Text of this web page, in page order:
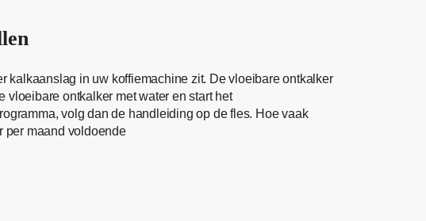
kalkaanslag in uw koffiemachine zit. De vloeibare ontkalker
vloeibare ontkalker met water en start het
volg dan de handleiding op de fles. Hoe vaak
per maand voldoende